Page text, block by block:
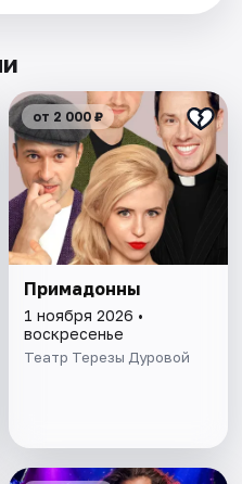
от 2 000 ₽
Примадонны
1 ноября 2026 •
воскресенье
Театр Терезы Дуровой